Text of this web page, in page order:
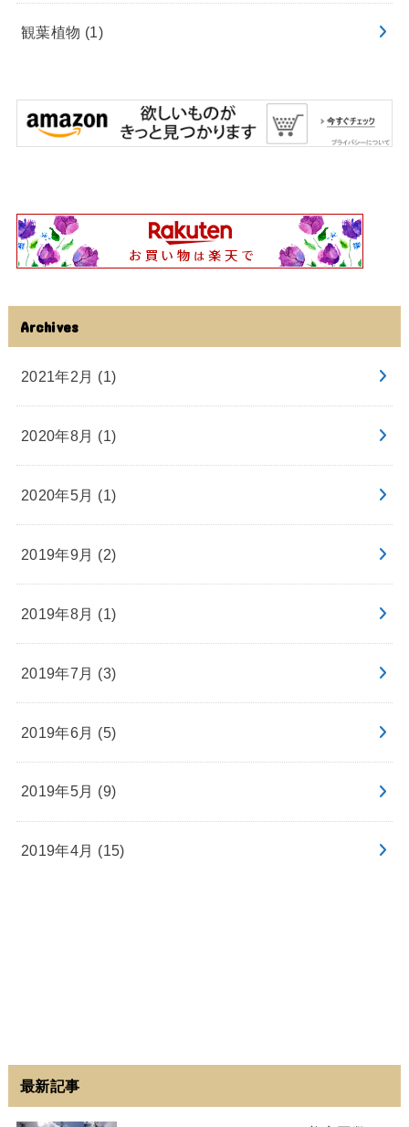
観葉植物 (1)
Archives
2021年2月 (1)
2020年8月 (1)
2020年5月 (1)
2019年9月 (2)
2019年8月 (1)
2019年7月 (3)
2019年6月 (5)
2019年5月 (9)
2019年4月 (15)
最新記事